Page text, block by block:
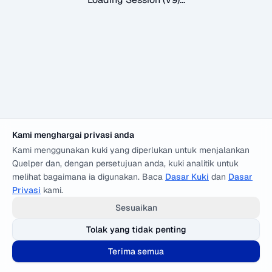
Kami menghargai privasi anda
Kami menggunakan kuki yang diperlukan untuk menjalankan
Quelper dan, dengan persetujuan anda, kuki analitik untuk
melihat bagaimana ia digunakan. Baca Dasar Kuki dan Dasar
Privasi kami.
Sesuaikan
Tolak yang tidak penting
Terima semua